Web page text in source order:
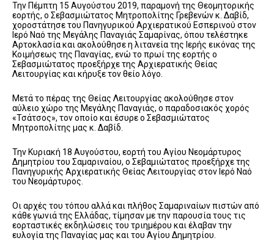
Την Πέμπτη 15 Αυγούστου 2019, παραμονή της Θεομητορικής
εορτής, ο Σεβασμιώτατος Μητροπολίτης Γρεβενών κ. Δαβίδ,
χοροστάτησε του Πανηγυρικού Αρχιερατικού Εσπερινού στον
Ιερό Ναό της Μεγάλης Παναγιάς Σαμαρίνας, όπου τελέστηκε
Αρτοκλασία και ακολούθησε η λιτανεία της Ιερής εικόνας της
Κοιμήσεως της Παναγίας, ενώ το πρωί της εορτής ο
Σεβασμιώτατος προεξήρχε της Αρχιερατικής Θείας
Λειτουργίας και κήρυξε τον θείο λόγο.
Μετά το πέρας της Θείας Λειτουργίας ακολούθησε στον
αύλειο χώρο της Μεγάλης Παναγιάς, ο παραδοσιακός χορός
«Τσάτσος», τον οποίο και έσυρε ο Σεβασμιώτατος
Μητροπολίτης μας κ. Δαβίδ.
Την Κυριακή 18 Αυγούστου, εορτή του Αγίου Νεομάρτυρος
Δημητρίου του Σαμαριναίου, ο Σεβαμιώτατος προεξήρχε της
Πανηγυρικής Αρχιερατικής Θείας Λειτουργίας στον Ιερό Ναό
του Νεομάρτυρος.
Οι αρχές του τόπου αλλά και πλήθος Σαμαριναίων πιστών από
κάθε γωνιά της Ελλάδας, τίμησαν με την παρουσία τους τις
εορταστικές εκδηλώσεις του τριημέρου και έλαβαν την
ευλογία της Παναγίας μας και του Αγίου Δημητρίου.